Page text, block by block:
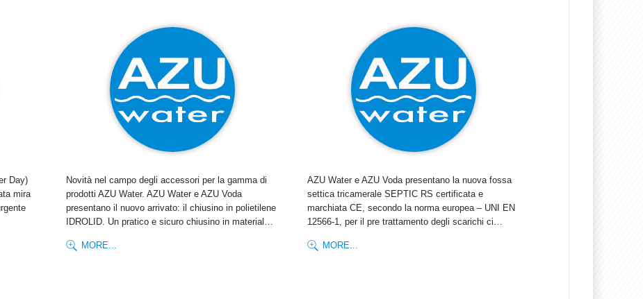
Day)
mira
Novità nel campo degli accessori per la gamma di
prodotti AZU Water. AZU Water e AZU Voda
presentano il nuovo arrivato: il chiusino in polietilene
IDROLID. Un pratico e sicuro chiusino in material…
MORE...
AZU Water e AZU Voda presentano la nuova fossa
settica tricamerale SEPTIC RS certificata e
marchiata CE, secondo la norma europea – UNI EN
12566-1, per il pre trattamento degli scarichi ci…
MORE...